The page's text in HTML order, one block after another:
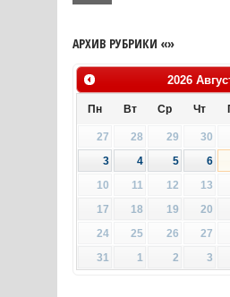
АРХИВ РУБРИКИ «»
2026
Пн Вт Ср Чт
27 28 29 30
3
4 5 6
10
11 12 13
17
18 19 20
24
25 26 27
31
1 2 3